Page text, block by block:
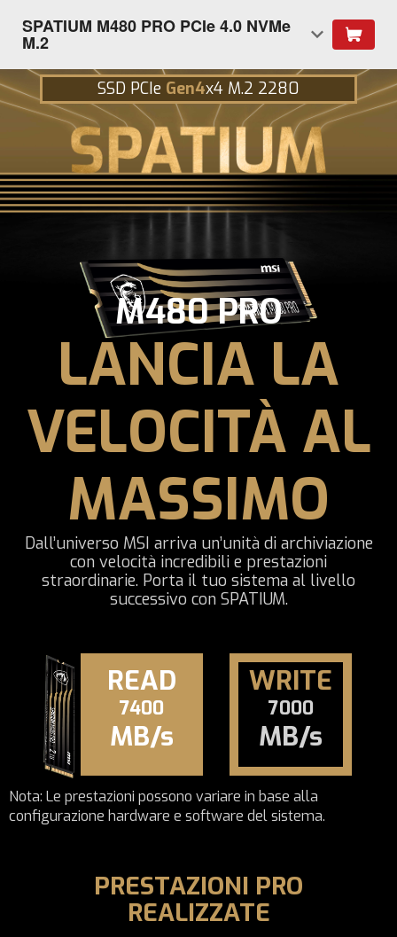
SPATIUM M480 PRO PCIe 4.0 NVMe
M.2
SSD PCIe Gen4x4 M.2 2280
M480 PRO
LANCIA LA
VELOCITÀ AL
MASSIMO
Dall’universo MSI arriva un’unità di archiviazione
con velocità incredibili e prestazioni
straordinarie. Porta il tuo sistema al livello
successivo con SPATIUM.
READ
7400
MB/s
WRITE
7000
MB/s
Nota: Le prestazioni possono variare in base alla
configurazione hardware e software del sistema.
PRESTAZIONI PRO
REALIZZATE